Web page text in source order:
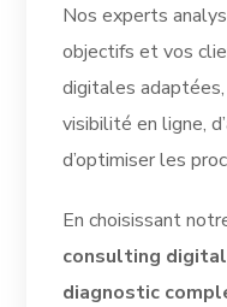
Nos experts
objectifs et vos
digitales adaptées,
visibilité en ligne,
d’optimiser les
En choisissant
consulting digital
diagnostic